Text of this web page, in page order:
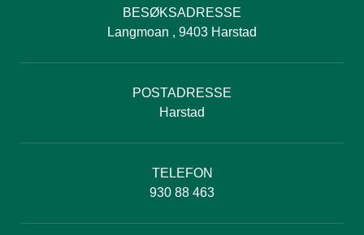
BESØKSADRESSE
Langmoan , 9403 Harstad
POSTADRESSE
Harstad
TELEFON
930 88 463